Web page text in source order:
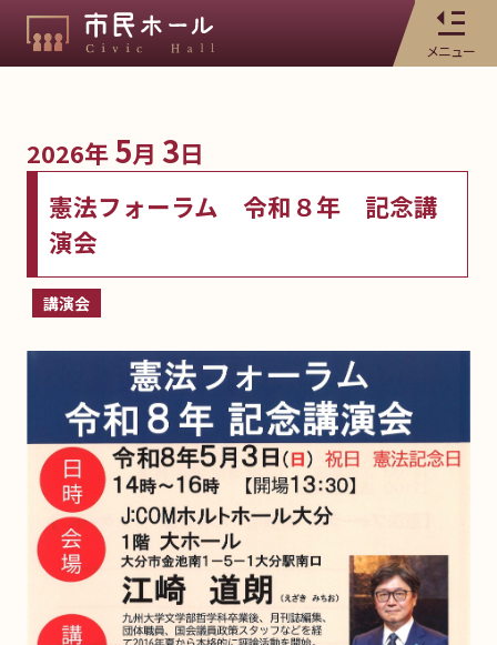
メニュー
2026年5月 3日
憲法フォーラム 令和８年 記念講
演会
講演会